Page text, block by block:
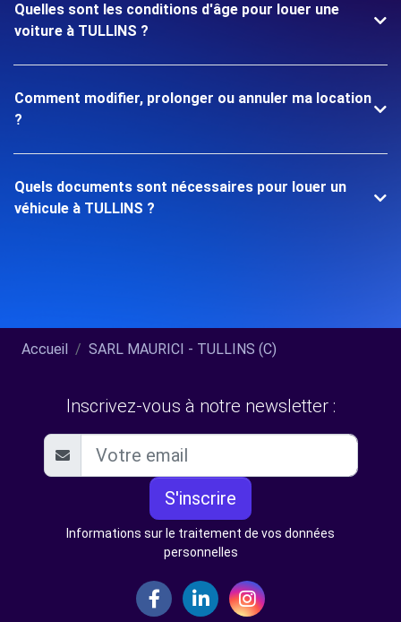
Quelles sont les conditions d'âge pour louer une
voiture à TULLINS ?
Comment modifier, prolonger ou annuler ma location
?
Quels documents sont nécessaires pour louer un
véhicule à TULLINS ?
Accueil SARL MAURICI - TULLINS (C)
Inscrivez-vous à notre newsletter :
S'inscrire
Informations sur le traitement de vos données
personnelles